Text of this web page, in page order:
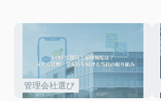
管理会社選び